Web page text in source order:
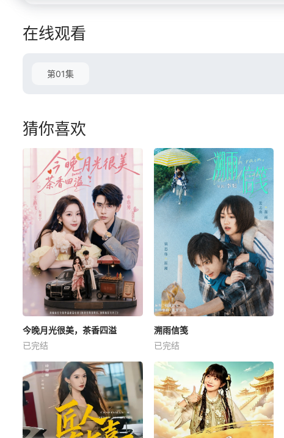
在线观看
第01集
猜你喜欢
今晚月光很美，茶香四溢
已完结
溯雨信笺
已完结